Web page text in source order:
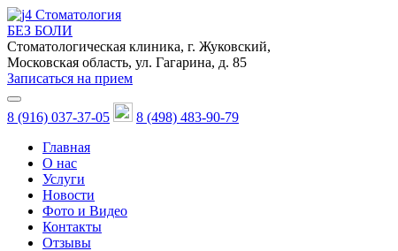
Стоматология
БЕЗ БОЛИ
Стоматологическая клиника, г. Жуковский,
Московская область, ул. Гагарина, д. 85
Записаться на прием
8 (916) 037-37-05
8 (498) 483-90-79
Главная
О нас
Услуги
Новости
Фото и Видео
Контакты
Отзывы